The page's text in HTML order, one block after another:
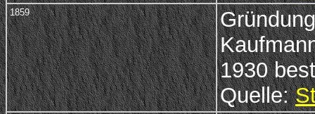
1859
1930
Quelle: